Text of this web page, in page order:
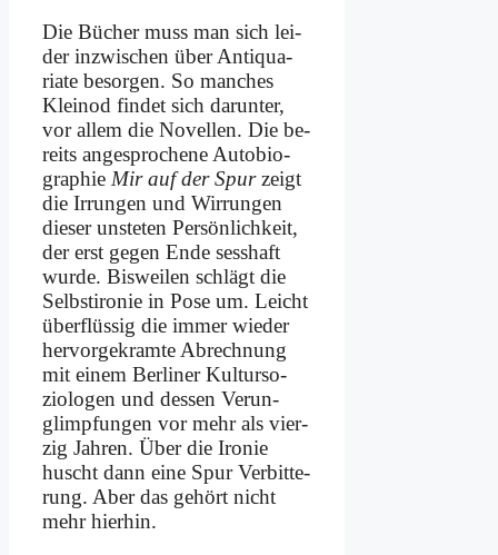
Die Bü­cher muss man sich lei­
der in­zwi­schen über An­ti­qua­
ria­te be­sor­gen. So man­ches
Klein­od fin­det sich dar­un­ter,
vor al­lem die No­vel­len. Die be­
reits an­ge­spro­che­ne Au­to­bio­
gra­phie Mir auf der Spurzeigt
die Ir­run­gen und Wir­run­gen
die­ser un­ste­ten Per­sön­lich­keit,
der erst ge­gen En­de sess­haft
wur­de. Bis­wei­len schlägt die
Selbst­iro­nie in Po­se um. Leicht
über­flüs­sig die im­mer wie­der
her­vor­ge­kram­te Ab­rech­nung
mit ei­nem Ber­li­ner Kul­tur­so­
zio­lo­gen und des­sen Ver­un­
glimp­fun­gen vor mehr als vier­
zig Jah­ren. Über die Iro­nie
huscht dann ei­ne Spur Ver­bit­te­
rung. Aber das ge­hört nicht
mehr hier­hin.